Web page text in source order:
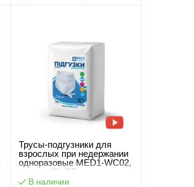
Трусы-подгузники для
взрослых при недержании
одноразовые MED1-WC02,
размер XL (10 шт в
упаковке)
В наличии